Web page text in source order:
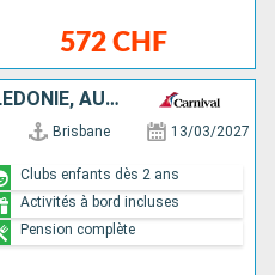
572 CHF
VANUATU, NOUVELLE-CALÉDONIE, AUSTRALIE
Brisbane 13/03/2027
Clubs enfants dès 2 ans
Activités à bord incluses
Pension complète